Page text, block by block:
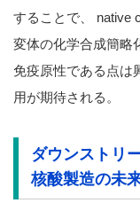
することで、 native
変体の化学合成簡略
免疫原性である点は
用が期待される。
ダウンストリ
核酸製造の未